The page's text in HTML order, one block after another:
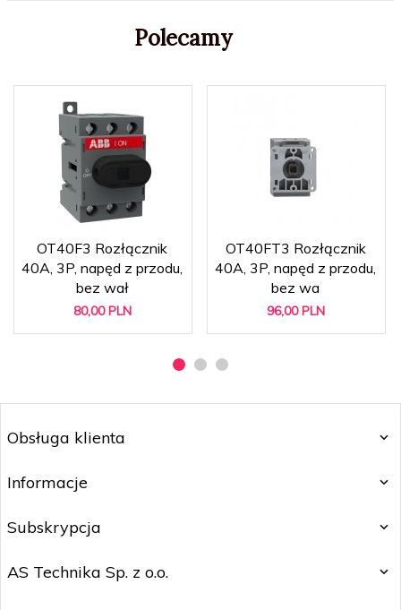
Polecamy
OT40F3 Rozłącznik
40A, 3P, napęd z przodu,
bez wał
80,00 PLN
OT40FT3 Rozłącznik
40A, 3P, napęd z przodu,
bez wa
96,00 PLN
Obsługa klienta
Informacje
Subskrypcja
AS Technika Sp. z o.o.